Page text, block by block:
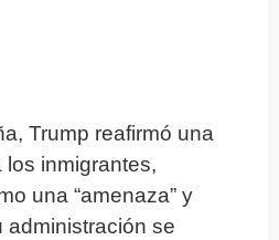
Trump reafirmó una
los inmigrantes,
una “amenaza” y
se